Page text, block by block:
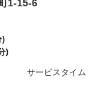
1-15-6
)
)
サービスタイム